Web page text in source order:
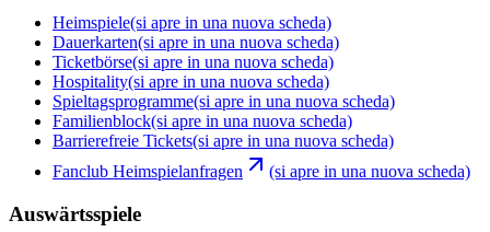
Heimspiele(si apre in una nuova scheda)
Dauerkarten(si apre in una nuova scheda)
Ticketbörse(si apre in una nuova scheda)
Hospitality(si apre in una nuova scheda)
Spieltagsprogramme(si apre in una nuova scheda)
Familienblock(si apre in una nuova scheda)
Barrierefreie Tickets(si apre in una nuova scheda)
Fanclub Heimspielanfragen
(si apre in una nuova scheda)
Auswärtsspiele